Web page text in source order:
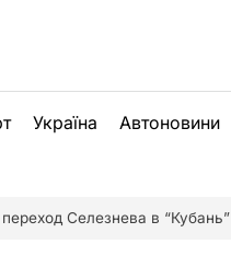
Україна Автоновини
Селезнева в “Кубань”